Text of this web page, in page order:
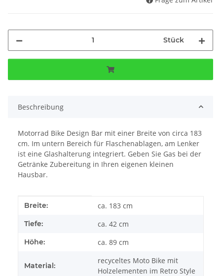
Stück
Beschreibung
Motorrad Bike Design Bar mit einer Breite von circa 183
cm. Im untern Bereich für Flaschenablagen, am Lenker
ist eine Glashalterung integriert. Geben Sie Gas bei der
Getränke Zubereitung in Ihren eigenen kleinen
Hausbar.
Produkteigenschaft
Wert
Breite: ca. 183 cm
Tiefe: ca. 42 cm
Höhe: ca. 89 cm
Material:
recyceltes Moto Bike mit
Holzelementen im Retro Style